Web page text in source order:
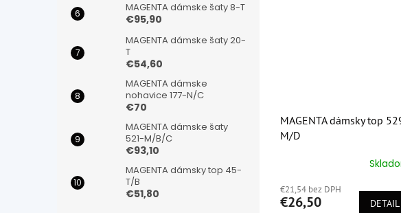
MAGENTA dámske šaty 8-T
€95,90
MAGENTA dámske šaty 20-
T
€54,60
MAGENTA dámske
nohavice 177-N/C
€70
MAGENTA dámske šaty
521-M/B/C
€93,10
MAGENTA dámsky top 45-
T/B
€51,80
MAGENTA dámsky top
M/D
produktu
je
€21,54 bez DPH
€26,50 DETAIL